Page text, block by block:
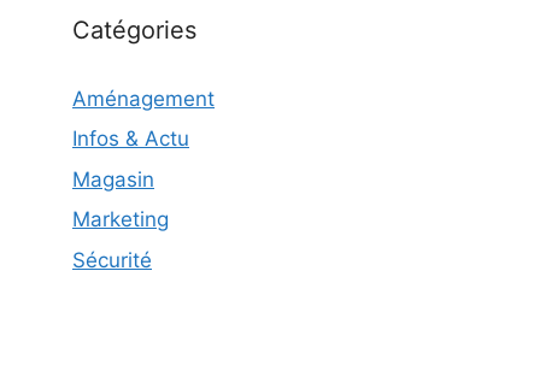
Catégories
Aménagement
Infos & Actu
Magasin
Marketing
Sécurité